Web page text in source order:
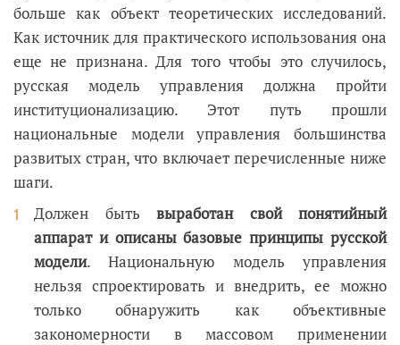
больше как объект теоретических исследований.
Как источник для практического использования она
еще не признана. Для того чтобы это случилось,
русская модель управления должна пройти
институционализацию. Этот путь прошли
национальные модели управления большинства
развитых стран, что включает перечисленные ниже
шаги.
Должен быть выработан свой понятийный
аппарат и описаны базовые принципы русской
модели. Национальную модель управления
нельзя спроектировать и внедрить, ее можно
только обнаружить как объективные
закономерности в массовом применении